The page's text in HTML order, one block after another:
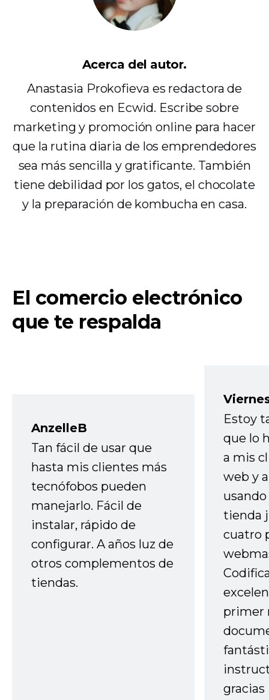
Acerca del autor.
Anastasia Prokofieva es redactora de
contenidos en Ecwid. Escribe sobre
marketing y promoción online para hacer
que la rutina diaria de los emprendedores
sea más sencilla y gratificante. También
tiene debilidad por los gatos, el chocolate
y la preparación de kombucha en casa.
El comercio electrónico
que te respalda
AnzelleB
Tan fácil de usar que
hasta mis clientes más
tecnófobos pueden
manejarlo. Fácil de
instalar, rápido de
configurar. A años luz de
otros complementos de
tiendas.
Estoy
que lo
a mis
web y
tienda
cuatro
primer
gracias